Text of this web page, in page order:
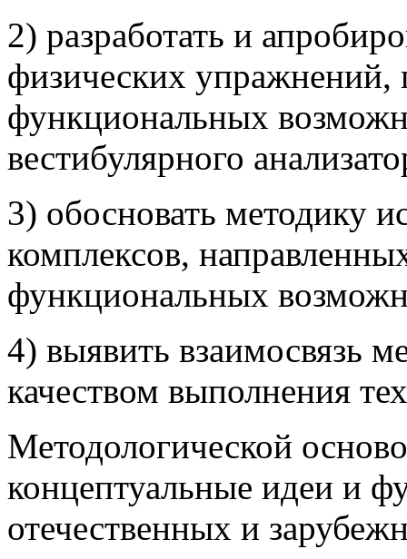
2) разработать и
физических
функциональных
вестибулярного
3) обосновать методику
комплексов,
функциональных
4) выявить взаимосвязь
качеством выполнения
Методологической
концептуальные идеи и
отечественных и